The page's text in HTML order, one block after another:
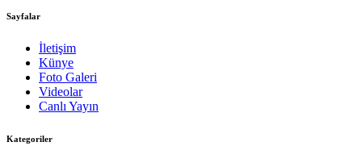
Sayfalar
İletişim
Künye
Foto Galeri
Videolar
Canlı Yayın
Kategoriler